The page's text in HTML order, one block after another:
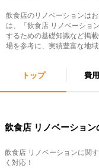
飲食店のリノベーションは
は、「飲食店 リノベーション
するための基礎知識など掲
場を参考に、実績豊富な地
トップ 費
飲食店 リノベーショ
飲食店 リノベーションに関
く対応！